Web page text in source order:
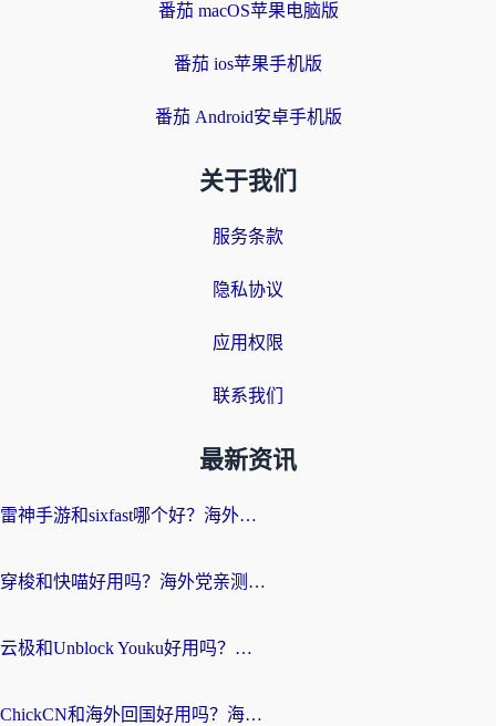
番茄 macOS苹果电脑版
番茄 ios苹果手机版
番茄 Android安卓手机版
关于我们
服务条款
隐私协议
应用权限
联系我们
最新资讯
雷神手游和sixfast哪个好？海外党亲测3款回国加速器，教你选对不踩坑
穿梭和快喵好用吗？海外党亲测：小众加速器对比+番茄加速器深度体验
云极和Unblock Youku好用吗？海外党亲测+2026回国加速器避坑指南
ChickCN和海外回国好用吗？海外党2026亲测：从手游到影音，选对加速器的3个关键